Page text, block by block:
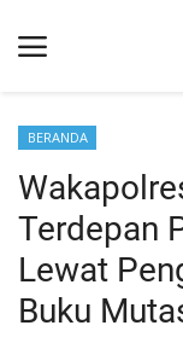
Beranda
Terms &
Reskrim
Binkam
BERANDA
Terdepan
Lewat
Buku